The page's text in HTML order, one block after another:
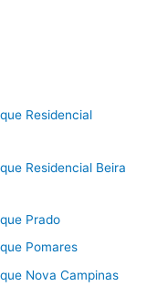
Residencial
Residencial Beira
Prado
Pomares
Nova Campinas